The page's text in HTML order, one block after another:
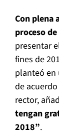
Con plena
proceso
presentar
fines de
planteó en
de
rector,
tengan
2018”.